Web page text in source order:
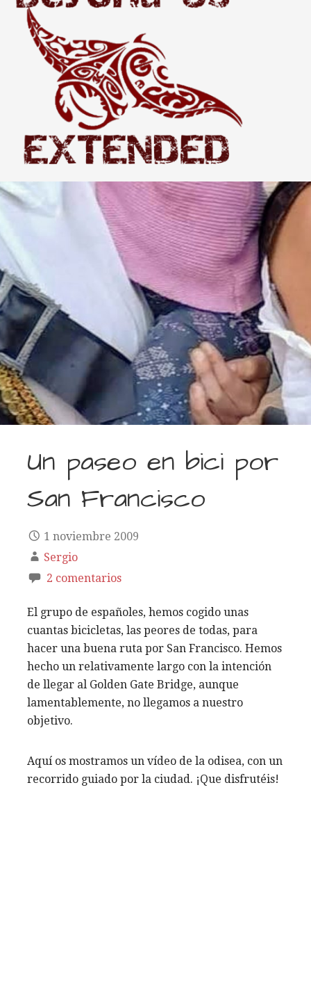
THE WORLD BEYOND US
Extended
Un paseo en bici por
San Francisco
1 noviembre 2009
Sergio
2 comentarios
El grupo de españoles, hemos cogido unas
cuantas bicicletas, las peores de todas, para
hacer una buena ruta por San Francisco. Hemos
hecho un relativamente largo con la intención
de llegar al Golden Gate Bridge, aunque
lamentablemente, no llegamos a nuestro
objetivo.
Aquí os mostramos un vídeo de la odisea, con un
recorrido guiado por la ciudad. ¡Que disfrutéis!